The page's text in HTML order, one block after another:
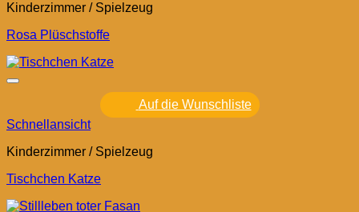
Kinderzimmer / Spielzeug
Rosa Plüschstoffe
Auf die Wunschliste
Schnellansicht
Kinderzimmer / Spielzeug
Tischchen Katze